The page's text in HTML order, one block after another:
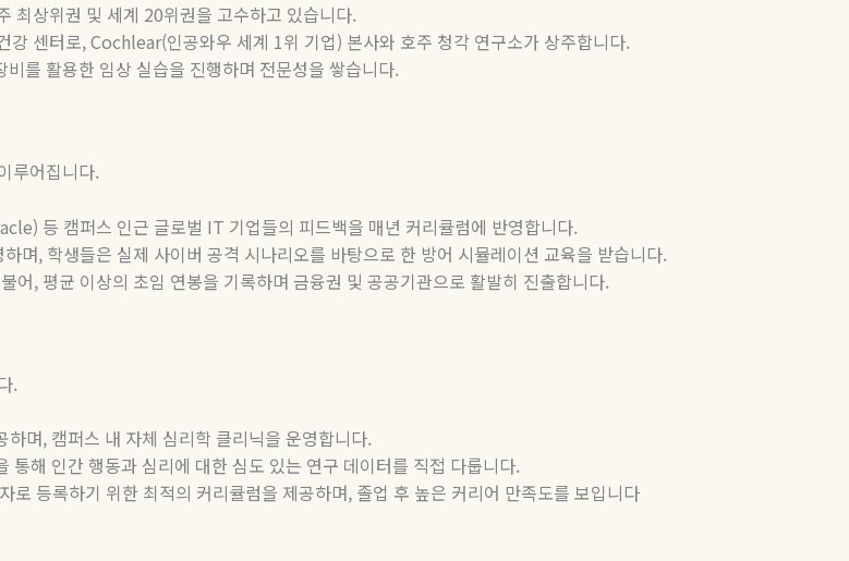
최상위권 및 세계 20위권을 고수하고 있습니다.
강 센터로, Cochlear(인공와우 세계 1위 기업) 본사와 호주 청각 연구소가 상주합니다.
를 활용한 임상 실습을 진행하며 전문성을 쌓습니다.
루어집니다.
등 캠퍼스 인근 글로벌 IT 기업들의 피드백을 매년 커리큘럼에 반영합니다.
하며, 학생들은 실제 사이버 공격 시나리오를 바탕으로 한 방어 시뮬레이션 교육을 받습니다.
어, 평균 이상의 초임 연봉을 기록하며 금융권 및 공공기관으로 활발히 진출합니다.
.
하며, 캠퍼스 내 자체 심리학 클리닉을 운영합니다.
통해 인간 행동과 심리에 대한 심도 있는 연구 데이터를 직접 다룹니다.
로 등록하기 위한 최적의 커리큘럼을 제공하며, 졸업 후 높은 커리어 만족도를 보입니다